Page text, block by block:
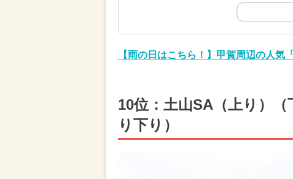
【雨の日はこちら！】甲賀周辺の人気
10位：土山SA（上り）
り下り）